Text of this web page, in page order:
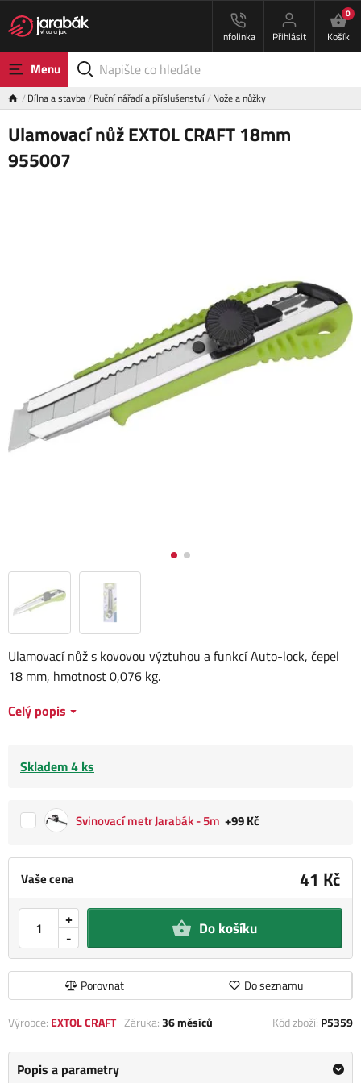
Infolinka Přihlásit
0
Košík
Menu
Dílna a stavba Ruční nářadí a příslušenství Nože a nůžky
Ulamovací nůž EXTOL CRAFT 18mm
955007
Vaše cena 41 Kč
-
+ Do košíku
Porovnat Do seznamu
Ulamovací nůž s kovovou výztuhou a funkcí Auto-lock, čepel
18 mm, hmotnost 0,076 kg.
Celý popis
Skladem 4 ks
Svinovací metr Jarabák - 5m +99 Kč
Výrobce: EXTOL CRAFT Záruka:36 měsíců Kód zboží: P5359
Popis a parametry